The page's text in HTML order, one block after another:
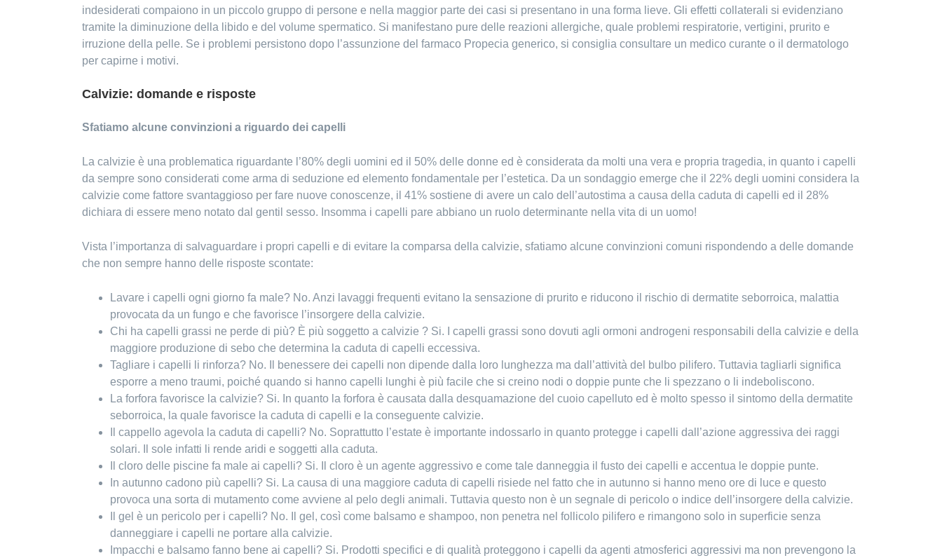
indesiderati compaiono in un piccolo gruppo di persone e nella maggior parte dei casi si presentano in una forma lieve. Gli effetti collaterali si evidenziano
tramite la diminuzione della libido e del volume spermatico. Si manifestano pure delle reazioni allergiche, quale problemi respiratorie, vertigini, prurito e
irruzione della pelle. Se i problemi persistono dopo l’assunzione del farmaco Propecia generico, si consiglia consultare un medico curante o il dermatologo
per capirne i motivi.
Calvizie: domande e risposte
Sfatiamo alcune convinzioni a riguardo dei capelli
La calvizie è una problematica riguardante l’80% degli uomini ed il 50% delle donne ed è considerata da molti una vera e propria tragedia, in quanto i capelli
da sempre sono considerati come arma di seduzione ed elemento fondamentale per l’estetica. Da un sondaggio emerge che il 22% degli uomini considera la
calvizie come fattore svantaggioso per fare nuove conoscenze, il 41% sostiene di avere un calo dell’autostima a causa della caduta di capelli ed il 28%
dichiara di essere meno notato dal gentil sesso. Insomma i capelli pare abbiano un ruolo determinante nella vita di un uomo!
Vista l’importanza di salvaguardare i propri capelli e di evitare la comparsa della calvizie, sfatiamo alcune convinzioni comuni rispondendo a delle domande
che non sempre hanno delle risposte scontate:
Lavare i capelli ogni giorno fa male? No. Anzi lavaggi frequenti evitano la sensazione di prurito e riducono il rischio di dermatite seborroica, malattia
provocata da un fungo e che favorisce l’insorgere della calvizie.
Chi ha capelli grassi ne perde di più? È più soggetto a calvizie ? Si. I capelli grassi sono dovuti agli ormoni androgeni responsabili della calvizie e della
maggiore produzione di sebo che determina la caduta di capelli eccessiva.
Tagliare i capelli li rinforza? No. Il benessere dei capelli non dipende dalla loro lunghezza ma dall’attività del bulbo pilifero. Tuttavia tagliarli significa
esporre a meno traumi, poiché quando si hanno capelli lunghi è più facile che si creino nodi o doppie punte che li spezzano o li indeboliscono.
La forfora favorisce la calvizie? Si. In quanto la forfora è causata dalla desquamazione del cuoio capelluto ed è molto spesso il sintomo della dermatite
seborroica, la quale favorisce la caduta di capelli e la conseguente calvizie.
Il cappello agevola la caduta di capelli? No. Soprattutto l’estate è importante indossarlo in quanto protegge i capelli dall’azione aggressiva dei raggi
solari. Il sole infatti li rende aridi e soggetti alla caduta.
Il cloro delle piscine fa male ai capelli? Si. Il cloro è un agente aggressivo e come tale danneggia il fusto dei capelli e accentua le doppie punte.
In autunno cadono più capelli? Si. La causa di una maggiore caduta di capelli risiede nel fatto che in autunno si hanno meno ore di luce e questo
provoca una sorta di mutamento come avviene al pelo degli animali. Tuttavia questo non è un segnale di pericolo o indice dell’insorgere della calvizie.
Il gel è un pericolo per i capelli? No. Il gel, così come balsamo e shampoo, non penetra nel follicolo pilifero e rimangono solo in superficie senza
danneggiare i capelli ne portare alla calvizie.
Impacchi e balsamo fanno bene ai capelli? Si. Prodotti specifici e di qualità proteggono i capelli da agenti atmosferici aggressivi ma non prevengono la